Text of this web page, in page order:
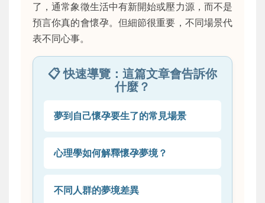
了，通常象徵生活中有新開始或壓力源，而不是
預言你真的會懷孕。但細節很重要，不同場景代
表不同心事。
📋 快速導覽：這篇文章會告訴你
什麼？
夢到自己懷孕要生了的常見場景
心理學如何解釋懷孕夢境？
不同人群的夢境差異